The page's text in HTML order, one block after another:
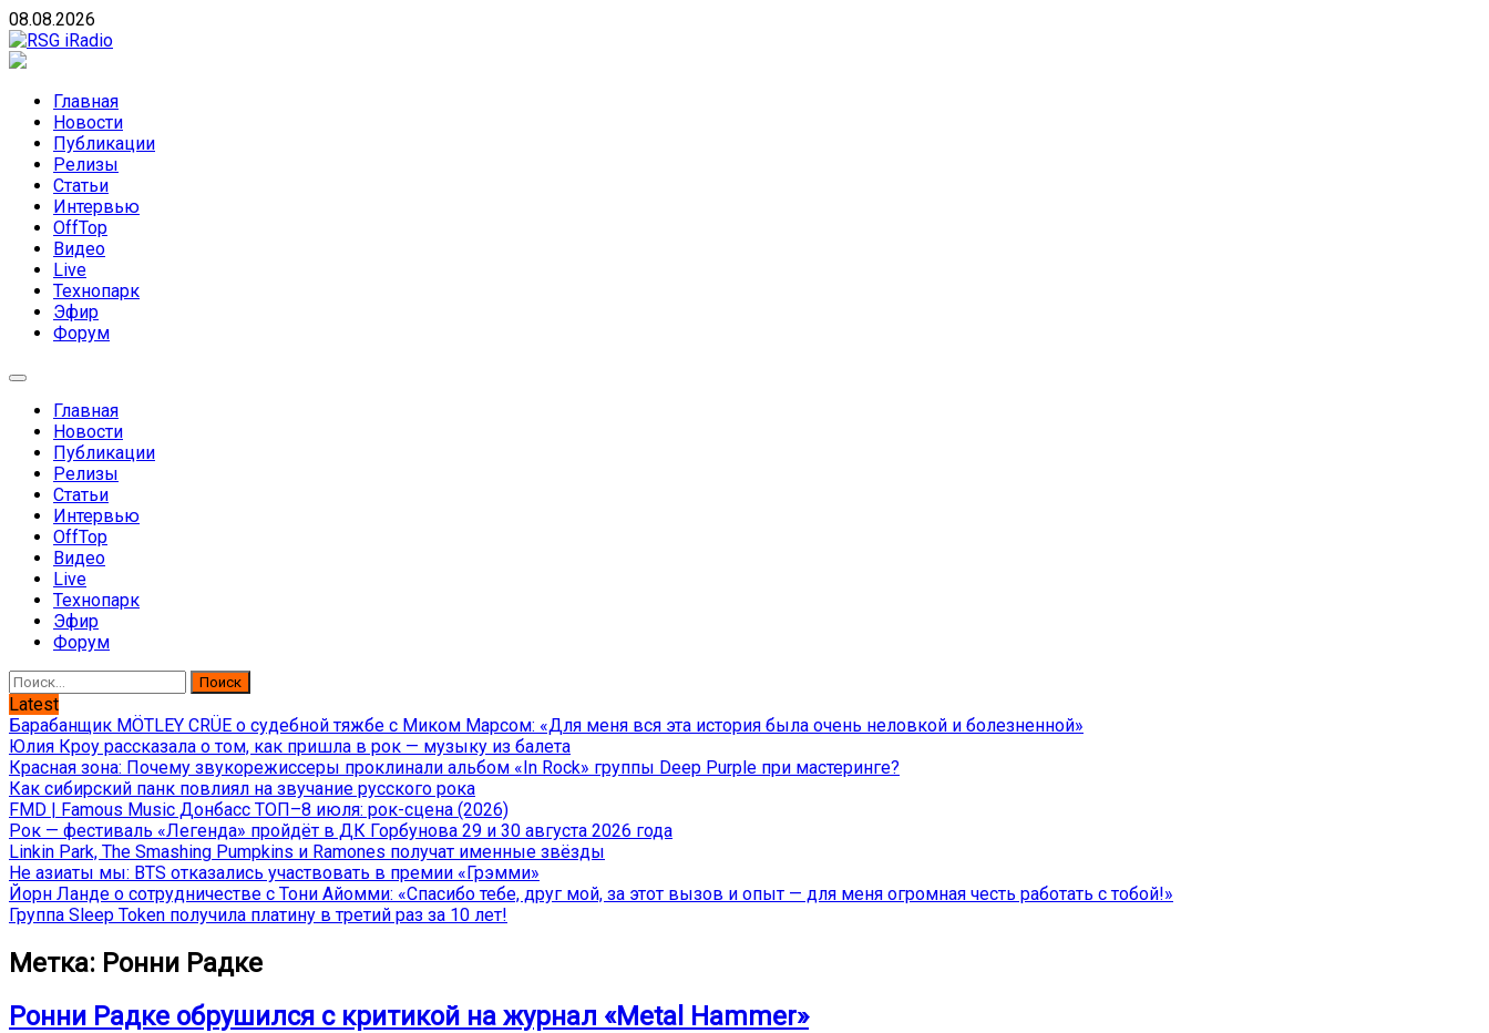
Skip
to
content
08.08.2026
Главная
Новости
Публикации
Релизы
Статьи
Интервью
OffTop
Видео
Live
Технопарк
Эфир
Форум
Главная
Новости
Публикации
Релизы
Статьи
Интервью
OffTop
Видео
Live
Технопарк
Эфир
Форум
Найти:
Latest
Барабанщик MÖTLEY CRÜE о судебной тяжбе с Миком Марсом: «Для меня вся эта история была очень неловкой и болезненной»
Юлия Кроу рассказала о том, как пришла в рок — музыку из балета
Красная зона: Почему звукорежиссеры проклинали альбом «In Rock» группы Deep Purple при мастеринге?
Как сибирский панк повлиял на звучание русского рока
FMD | Famous Music Донбасс ТОП–8 июля: рок-сцена (2026)
Рок — фестиваль «Легенда» пройдёт в ДК Горбунова 29 и 30 августа 2026 года
Linkin Park, The Smashing Pumpkins и Ramones получат именные звёзды
Не азиаты мы: BTS отказались участвовать в премии «Грэмми»
Йорн Ланде о сотрудничестве с Тони Айомми: «Спасибо тебе, друг мой, за этот вызов и опыт — для меня огромная честь работать с тобой!»
Группа Sleep Token получила платину в третий раз за 10 лет!
Метка: Ронни Радке
Ронни Радке обрушился с критикой на журнал «Metal Hammer»